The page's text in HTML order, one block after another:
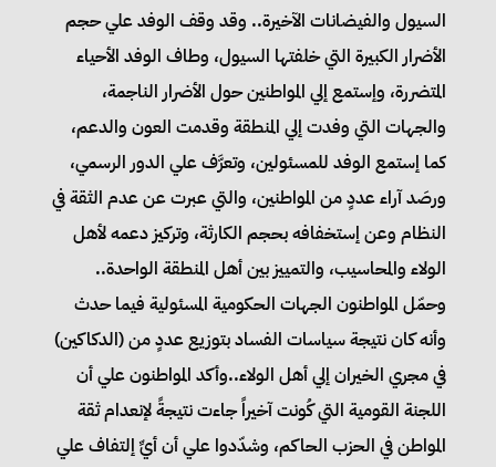
السيول والفيضانات الآخيرة.. وقد وقف الوفد علي حجم
الأضرار الكبيرة التي خلفتها السيول، وطاف الوفد الأحياء
المتضررة، وإستمع إلي المواطنين حول الأضرار الناجمة،
والجهات التي وفدت إلي المنطقة وقدمت العون والدعم،
كما إستمع الوفد للمسئولين، وتعرَّف علي الدور الرسمي،
ورصَد آراء عددٍ من المواطنين، والتي عبرت عن عدم الثقة في
النظام وعن إستخفافه بحجم الكارثة، وتركيز دعمه لأهل
الولاء والمحاسيب، والتمييز بين أهل المنطقة الواحدة..
وحمّل المواطنون الجهات الحكومية المسئولية فيما حدث
وأنه كان نتيجة سياسات الفساد بتوزيع عددٍ من (الدكاكين)
في مجري الخيران إلي أهل الولاء..وأكد المواطنون علي أن
اللجنة القومية التي كُونت آخيراً جاءت نتيجةً لإنعدام ثقة
المواطن في الحزب الحاكم، وشدّدوا علي أن أيِّ إلتفاف علي